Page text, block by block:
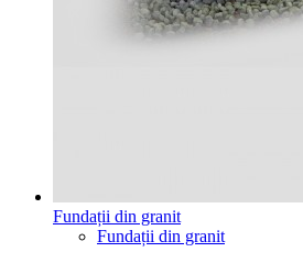
Fundații din granit
Fundații din granit